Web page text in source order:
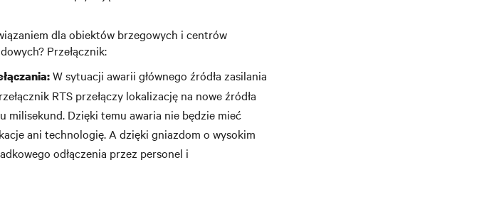
dla obiektów brzegowych i centrów
Przełącznik:
W sytuacji awarii głównego źródła zasilania
RTS przełączy lokalizację na nowe źródła
milisekund. Dzięki temu awaria nie będzie mieć
ani technologię. A dzięki gniazdom o wysokim
odłączenia przez personel i